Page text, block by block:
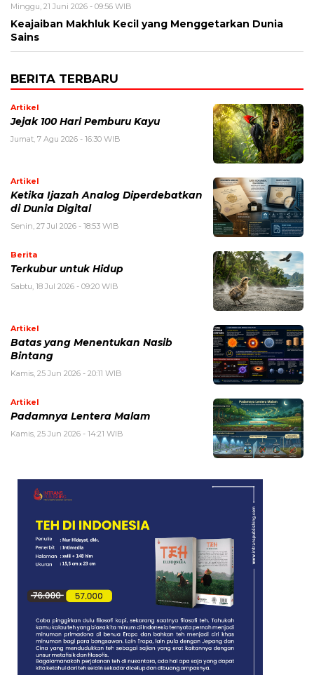
Minggu, 21 Juni 2026 - 09:56 WIB
Keajaiban Makhluk Kecil yang Menggetarkan Dunia
Sains
BERITA TERBARU
Artikel
Jejak 100 Hari Pemburu Kayu
Jumat, 7 Agu 2026 - 16:30 WIB
Artikel
Ketika Ijazah Analog Diperdebatkan
di Dunia Digital
Senin, 27 Jul 2026 - 18:53 WIB
Berita
Terkubur untuk Hidup
Sabtu, 18 Jul 2026 - 09:20 WIB
Artikel
Batas yang Menentukan Nasib
Bintang
Kamis, 25 Jun 2026 - 20:11 WIB
Artikel
Padamnya Lentera Malam
Kamis, 25 Jun 2026 - 14:21 WIB